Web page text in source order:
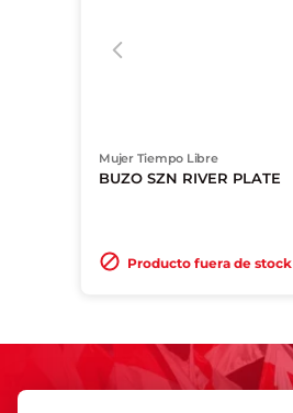
Mujer Tiempo Libre
BUZO SZN RIVER PLATE
Producto fuera de stock